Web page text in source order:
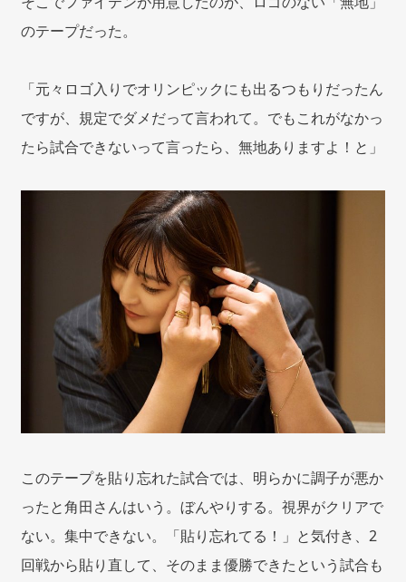
のテープだった。
「元々ロゴ入りでオリンピックにも出るつもりだったん
ですが、規定でダメだって言われて。でもこれがなかっ
たら試合できないって言ったら、無地ありますよ！と」
このテープを貼り忘れた試合では、明らかに調子が悪か
ったと角田さんはいう。ぼんやりする。視界がクリアで
ない。集中できない。「貼り忘れてる！」と気付き、2
回戦から貼り直して、そのまま優勝できたという試合も